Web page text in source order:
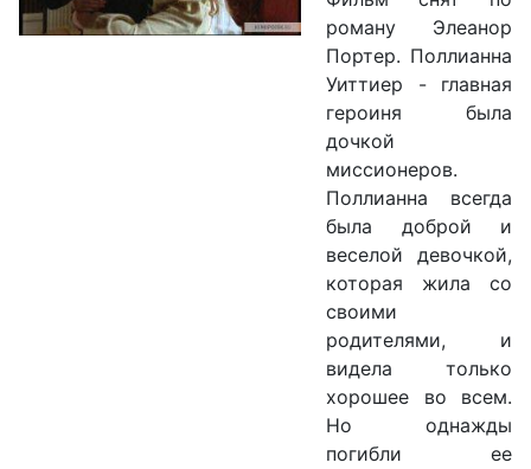
роману Элеанор
Портер. Поллианна
Уиттиер - главная
героиня была
дочкой
миссионеров.
Поллианна всегда
была доброй и
веселой девочкой,
которая жила со
своими
родителями, и
видела только
хорошее во всем.
Но однажды
погибли ее